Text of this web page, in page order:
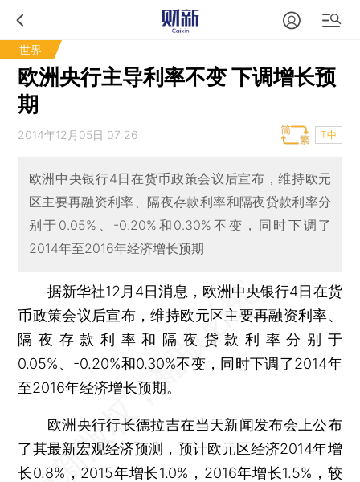
世界
欧洲央行主导利率不变 下调增长预
期
2014年12月05日 07:26 T中
欧洲中央银行4日在货币政策会议后宣布，维持欧元
区主要再融资利率、隔夜存款利率和隔夜贷款利率分
别于0.05%、-0.20%和0.30%不变，同时下调了
2014年至2016年经济增长预期
据新华社12月4日消息， 欧洲中央银行4日在货
币政策会议后宣布，维持欧元区主要再融资利率、
隔夜存款利率和隔夜贷款利率分别于
0.05%、-0.20%和0.30%不变，同时下调了2014年
至2016年经济增长预期。
欧洲央行行长德拉吉在当天新闻发布会上公布
了其最新宏观经济预测，预计欧元区经济2014年增
长0.8%，2015年增长1.0%，2016年增长1.5%，较